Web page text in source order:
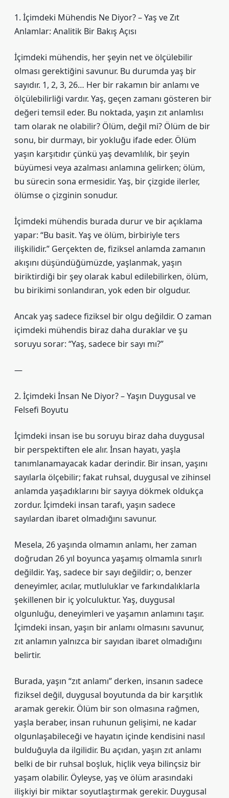
1. İçimdeki Mühendis Ne Diyor? – Yaş ve Zıt
Anlamlar: Analitik Bir Bakış Açısı
İçimdeki mühendis, her şeyin net ve ölçülebilir
olması gerektiğini savunur. Bu durumda yaş bir
sayıdır. 1, 2, 3, 26… Her bir rakamın bir anlamı ve
ölçülebilirliği vardır. Yaş, geçen zamanı gösteren bir
değeri temsil eder. Bu noktada, yaşın zıt anlamlısı
tam olarak ne olabilir? Ölüm, değil mi? Ölüm de bir
sonu, bir durmayı, bir yokluğu ifade eder. Ölüm
yaşın karşıtıdır çünkü yaş devamlılık, bir şeyin
büyümesi veya azalması anlamına gelirken; ölüm,
bu sürecin sona ermesidir. Yaş, bir çizgide ilerler,
ölümse o çizginin sonudur.
İçimdeki mühendis burada durur ve bir açıklama
yapar: “Bu basit. Yaş ve ölüm, birbiriyle ters
ilişkilidir.” Gerçekten de, fiziksel anlamda zamanın
akışını düşündüğümüzde, yaşlanmak, yaşın
biriktirdiği bir şey olarak kabul edilebilirken, ölüm,
bu birikimi sonlandıran, yok eden bir olgudur.
Ancak yaş sadece fiziksel bir olgu değildir. O zaman
içimdeki mühendis biraz daha duraklar ve şu
soruyu sorar: “Yaş, sadece bir sayı mı?”
—
2. İçimdeki İnsan Ne Diyor? – Yaşın Duygusal ve
Felsefi Boyutu
İçimdeki insan ise bu soruyu biraz daha duygusal
bir perspektiften ele alır. İnsan hayatı, yaşla
tanımlanamayacak kadar derindir. Bir insan, yaşını
sayılarla ölçebilir; fakat ruhsal, duygusal ve zihinsel
anlamda yaşadıklarını bir sayıya dökmek oldukça
zordur. İçimdeki insan tarafı, yaşın sadece
sayılardan ibaret olmadığını savunur.
Mesela, 26 yaşında olmamın anlamı, her zaman
doğrudan 26 yıl boyunca yaşamış olmamla sınırlı
değildir. Yaş, sadece bir sayı değildir; o, benzer
deneyimler, acılar, mutluluklar ve farkındalıklarla
şekillenen bir iç yolculuktur. Yaş, duygusal
olgunluğu, deneyimleri ve yaşamın anlamını taşır.
İçimdeki insan, yaşın bir anlamı olmasını savunur,
zıt anlamın yalnızca bir sayıdan ibaret olmadığını
belirtir.
Burada, yaşın “zıt anlamı” derken, insanın sadece
fiziksel değil, duygusal boyutunda da bir karşıtlık
aramak gerekir. Ölüm bir son olmasına rağmen,
yaşla beraber, insan ruhunun gelişimi, ne kadar
olgunlaşabileceği ve hayatın içinde kendisini nasıl
bulduğuyla da ilgilidir. Bu açıdan, yaşın zıt anlamı
belki de bir ruhsal boşluk, hiçlik veya bilinçsiz bir
yaşam olabilir. Öyleyse, yaş ve ölüm arasındaki
ilişkiyi bir miktar soyutlaştırmak gerekir. Duygusal